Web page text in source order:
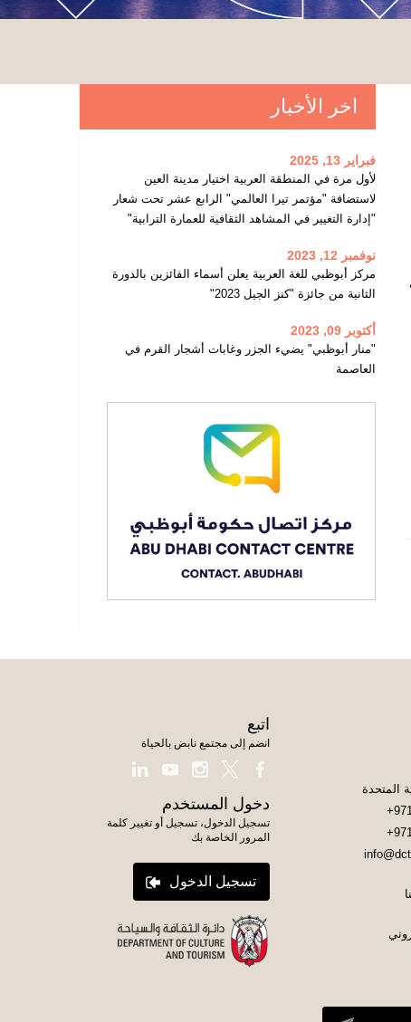
اخر الأخبار
فبراير 13, 2025
لأول مرة في المنطقة العربية اختيار مدينة العين
لاستضافة "مؤتمر تيرا العالمي" الرابع عشر تحت شعار
"إدارة التغيير في المشاهد الثقافية للعمارة الترابية"
نوفمبر 12, 2023
مركز أبوظبي للغة العربية يعلن أسماء الفائزين بالدورة
الثانية من جائزة "كنز الجيل 2023"
أكتوبر 09, 2023
"منار أبوظبي" يضيء الجزر وغابات أشجار القرم في
العاصمة
اتبع
انضم إلى مجتمع نابض بالحياة
دخول المستخدم
تسجيل الدخول، تسجيل أو تغيير كلمة
المرور الخاصة بك
تسجيل الدخول